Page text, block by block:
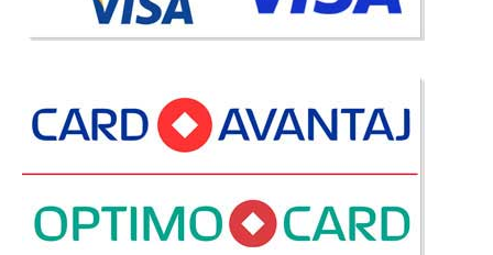
Stoc Epuizat - Indisponibil
-23%